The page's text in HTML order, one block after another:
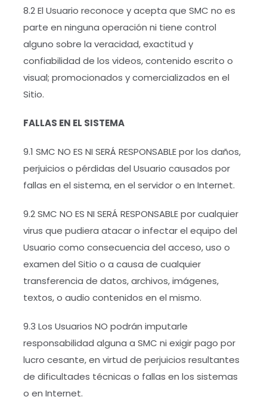
8.2 El Usuario reconoce y acepta que SMC no es
parte en ninguna operación ni tiene control
alguno sobre la veracidad, exactitud y
confiabilidad de los videos, contenido escrito o
visual; promocionados y comercializados en el
Sitio.
FALLAS EN EL SISTEMA
9.1 SMC NO ES NI SERÁ RESPONSABLE por los daños,
perjuicios o pérdidas del Usuario causados por
fallas en el sistema, en el servidor o en Internet.
9.2 SMC NO ES NI SERÁ RESPONSABLE por cualquier
virus que pudiera atacar o infectar el equipo del
Usuario como consecuencia del acceso, uso o
examen del Sitio o a causa de cualquier
transferencia de datos, archivos, imágenes,
textos, o audio contenidos en el mismo.
9.3 Los Usuarios NO podrán imputarle
responsabilidad alguna a SMC ni exigir pago por
lucro cesante, en virtud de perjuicios resultantes
de dificultades técnicas o fallas en los sistemas
o en Internet.